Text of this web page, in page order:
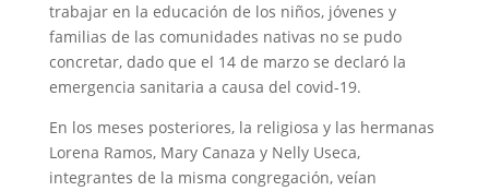
trabajar en la educación de los niños, jóvenes y
familias de las comunidades nativas no se pudo
concretar, dado que el 14 de marzo se declaró la
emergencia sanitaria a causa del covid-19.
En los meses posteriores, la religiosa y las hermanas
Lorena Ramos, Mary Canaza y Nelly Useca,
integrantes de la misma congregación, veían